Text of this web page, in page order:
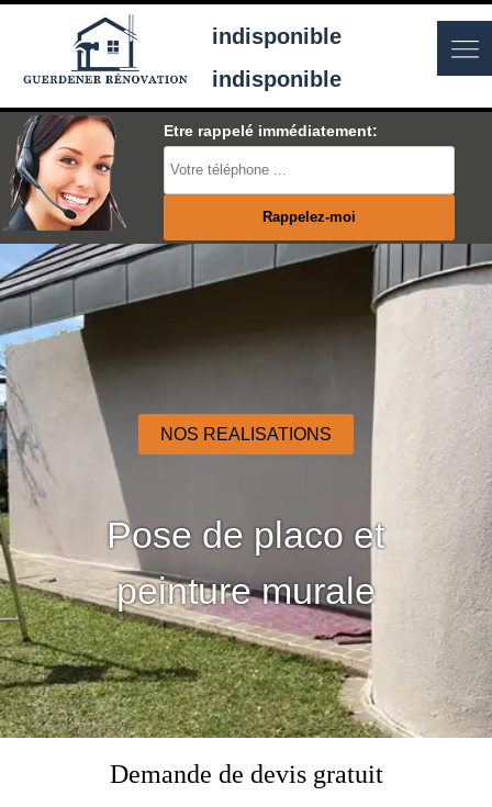
indisponible
indisponible
Etre rappelé immédiatement:
NOS REALISATIONS
Pose de placo et
peinture murale
Demande de devis gratuit